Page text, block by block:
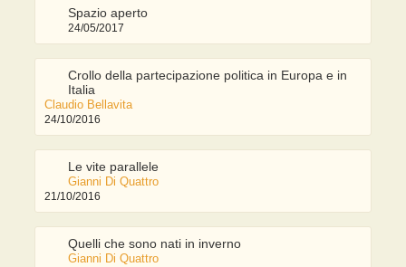
Spazio aperto
24/05/2017
Crollo della partecipazione politica in Europa e in
Italia
Claudio Bellavita
24/10/2016
Le vite parallele
Gianni Di Quattro
21/10/2016
Quelli che sono nati in inverno
Gianni Di Quattro